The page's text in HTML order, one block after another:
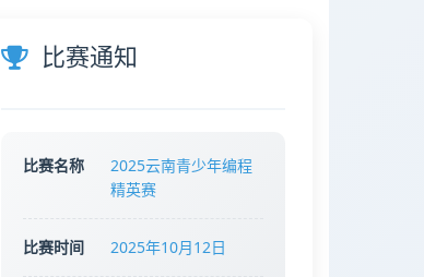
比赛通知
比赛名称
2025云南青少年编程
精英赛
比赛时间 2025年10月12日